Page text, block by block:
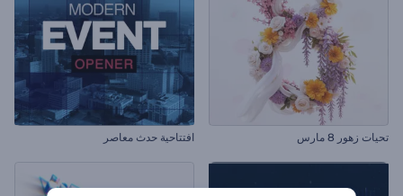
تحيات زهور 8 مارس افتتاحية حدث معاصر